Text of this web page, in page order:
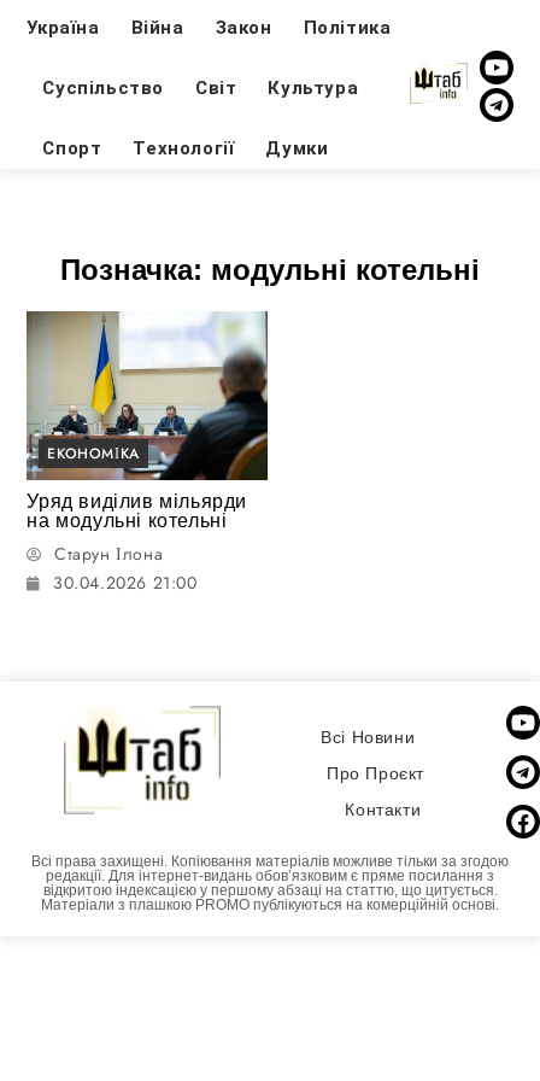
Україна Війна Закон Політика
Суспільство Світ Культура
Спорт Технології Думки
Позначка: модульні котельні
ЕКОНОМІКА
Уряд виділив мільярди
на модульні котельні
Старун Ілона
30.04.2026 21:00
Всі Новини
Про Проєкт
Контакти
Всі права захищені. Копіювання матеріалів можливе тільки за згодою
редакції. Для інтернет-видань обовʼязковим є пряме посилання з
відкритою індексацією у першому абзаці на статтю, що цитується.
Матеріали з плашкою PROMO публікуються на комерційній основі.